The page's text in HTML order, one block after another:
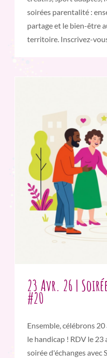
soirées parentalité :
partage et le bien-être
territoire. Inscrivez-
23 Avr. 26 |
#20
Ensemble, célébrons
le handicap ! RDV le
soirée d'échanges avec